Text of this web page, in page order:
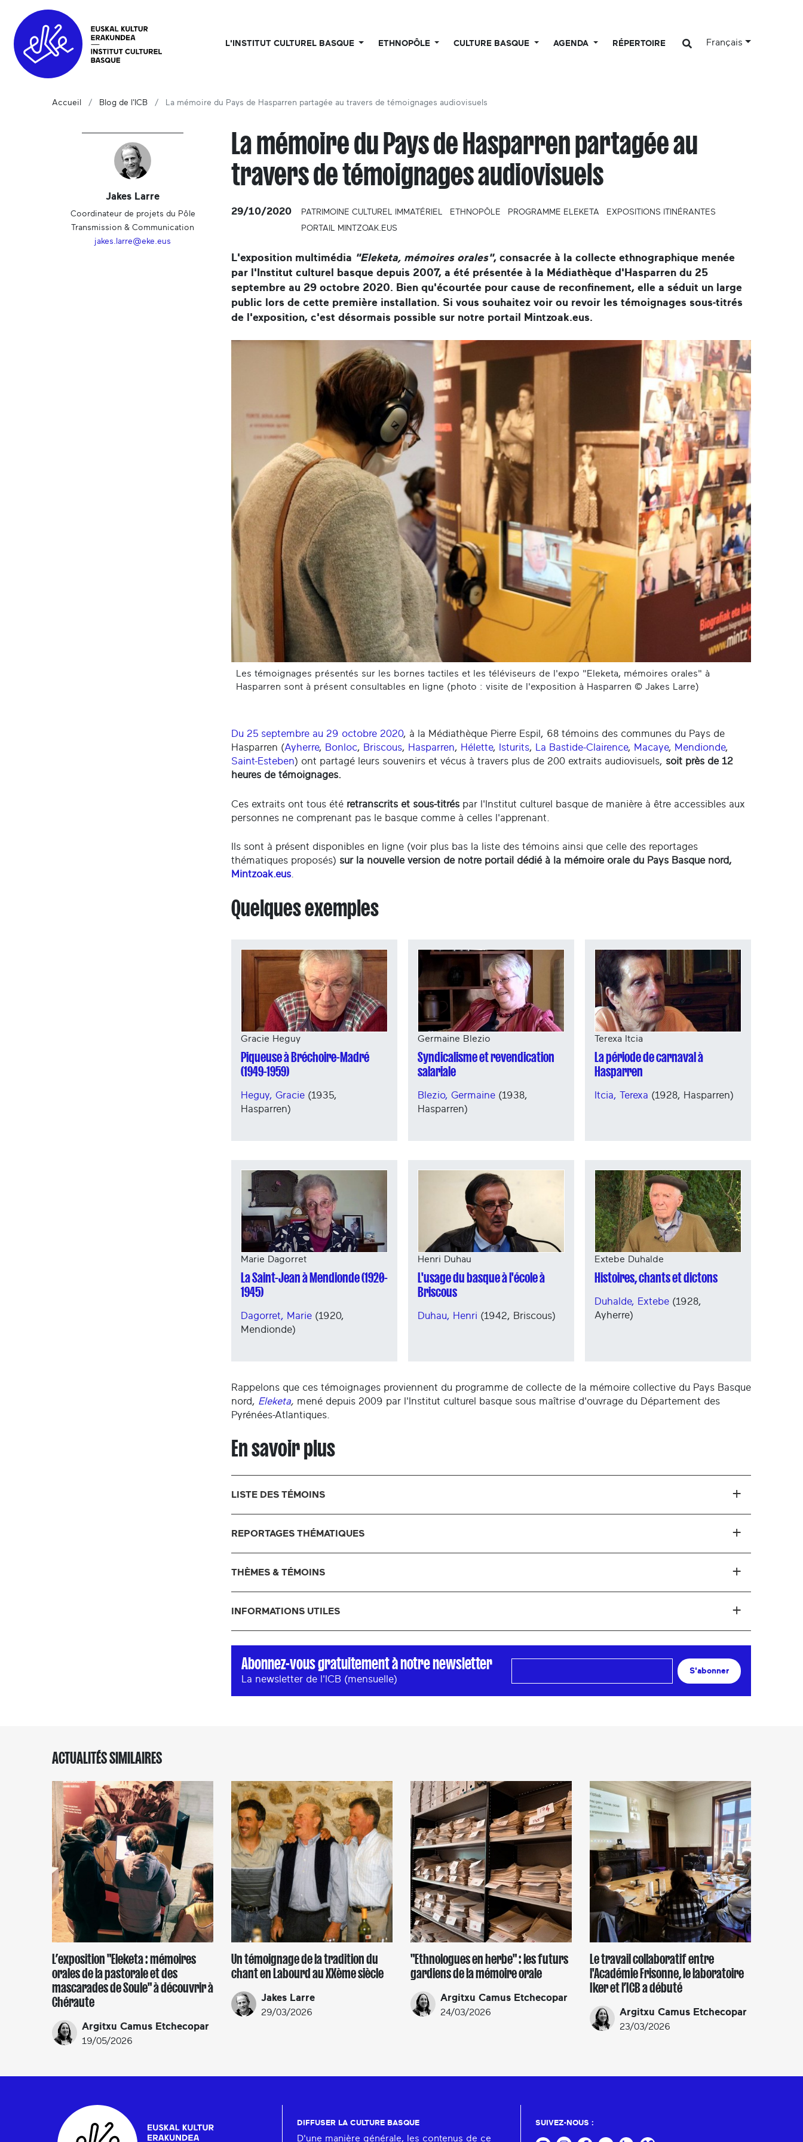
L'INSTITUT CULTUREL BASQUE ETHNOPÔLE CULTURE BASQUE AGENDA RÉPERTOIRE Français
Accueil Blog de l'ICB La mémoire du Pays de Hasparren partagée au travers de témoignages audiovisuels
Jakes Larre
Coordinateur de projets du Pôle
Transmission & Communication
jakes.larre@eke.eus
La mémoire du Pays de Hasparren partagée au
travers de témoignages audiovisuels
29/10/2020 PATRIMOINE CULTUREL IMMATÉRIEL ETHNOPÔLE PROGRAMME ELEKETA
EXPOSITIONS ITINÉRANTES
PORTAIL MINTZOAK.EUS
L'exposition multimédia "Eleketa, mémoires orales", consacrée à la collecte ethnographique menée
par l'Institut culturel basque depuis 2007, a été présentée à la Médiathèque d'Hasparren du 25
septembre au 29 octobre 2020. Bien qu'écourtée pour cause de reconfinement, elle a séduit un large
public lors de cette première installation. Si vous souhaitez voir ou revoir les témoignages sous-titrés
de l'exposition, c'est désormais possible sur notre portail Mintzoak.eus.
Les témoignages présentés sur les bornes tactiles et les téléviseurs de l'expo "Eleketa, mémoires orales" à
Hasparren sont à présent consultables en ligne (photo : visite de l'exposition à Hasparren © Jakes Larre)
Du 25 septembre au 29 octobre 2020, à la Médiathèque Pierre Espil, 68 témoins des communes du Pays de
Hasparren (Ayherre, Bonloc, Briscous, Hasparren, Hélette, Isturits, La Bastide-Clairence, Macaye, Mendionde,
Saint-Esteben) ont partagé leurs souvenirs et vécus à travers plus de 200 extraits audiovisuels, soit près de 12
heures de témoignages.
Ces extraits ont tous été retranscrits et sous-titrés par l'Institut culturel basque de manière à être accessibles aux
personnes ne comprenant pas le basque comme à celles l'apprenant.
Ils sont à présent disponibles en ligne (voir plus bas la liste des témoins ainsi que celle des reportages
thématiques proposés) sur la nouvelle version de notre portail dédié à la mémoire orale du Pays Basque nord,
Mintzoak.eus.
Quelques exemples
Gracie Heguy
Piqueuse à Bréchoire-Madré
(1949-1959)
Heguy, Gracie (1935,
Hasparren)
Germaine Blezio
Syndicalisme et revendication
salariale
Blezio, Germaine(1938,
Hasparren)
Terexa Itcia
La période de carnaval à
Hasparren
Itcia, Terexa (1928, Hasparren)
Marie Dagorret
La Saint-Jean à Mendionde (1920-
1945)
Dagorret, Marie (1920,
Mendionde)
Henri Duhau
L'usage du basque à l'école à
Briscous
Duhau, Henri (1942, Briscous)
Extebe Duhalde
Histoires, chants et dictons
Duhalde, Extebe(1928,
Ayherre)
Rappelons que ces témoignages proviennent du programme de collecte de la mémoire collective du Pays Basque
nord, Eleketa, mené depuis 2009 par l'Institut culturel basque sous maîtrise d'ouvrage du Département des
Pyrénées-Atlantiques.
En savoir plus
LISTE DES TÉMOINS
REPORTAGES THÉMATIQUES
THÈMES & TÉMOINS
INFORMATIONS UTILES
Abonnez-vous gratuitement à notre newsletter
La newsletter de l'ICB (mensuelle)
S'abonner
ACTUALITÉS SIMILAIRES
L’exposition "Eleketa : mémoires
orales de la pastorale et des
mascarades de Soule" à découvrir à
Chéraute
Argitxu Camus Etchecopar
19/05/2026
Un témoignage de la tradition du
chant en Labourd au XXème siècle
Jakes Larre
29/03/2026
"Ethnologues en herbe" : les futurs
gardiens de la mémoire orale
Argitxu Camus Etchecopar
24/03/2026
Le travail collaboratif entre
l'Académie Frisonne, le laboratoire
Iker et l’ICB a débuté
Argitxu Camus Etchecopar
23/03/2026
DIFFUSER LA CULTURE BASQUE
D'une manière générale, les contenus de ce
SUIVEZ-NOUS :